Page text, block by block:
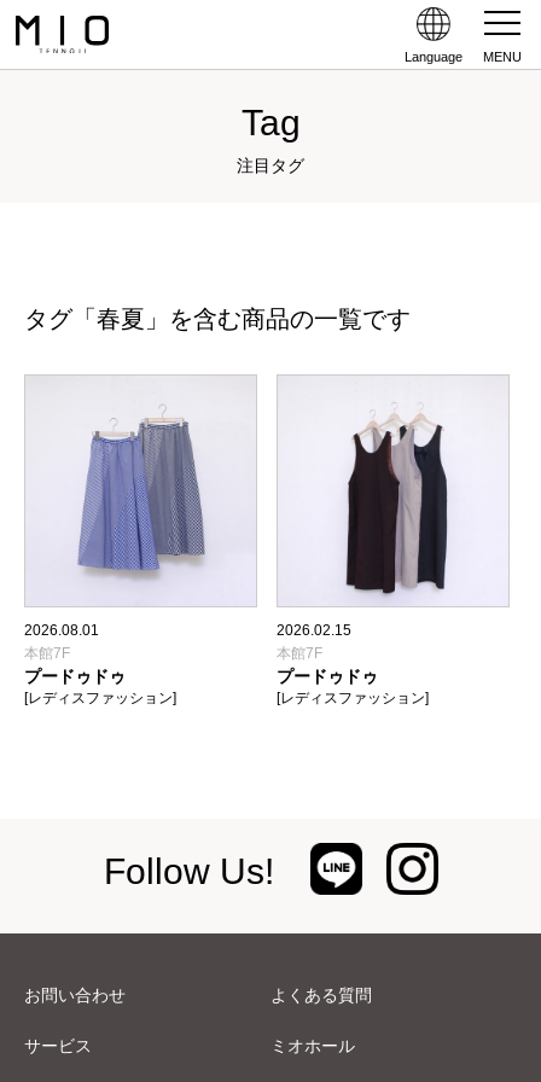
Language MENU
Tag
注目タグ
タグ「春夏」を含む商品の一覧です
2026.08.01
本館7F
プードゥドゥ
[レディスファッション]
2026.02.15
本館7F
プードゥドゥ
[レディスファッション]
Follow Us!
お問い合わせ よくある質問
サービス ミオホール